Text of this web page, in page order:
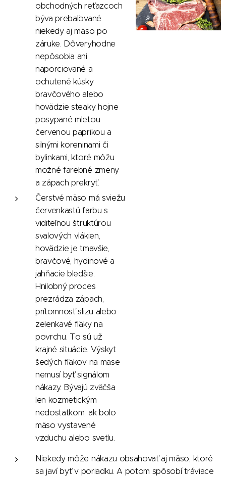
obchodných reťazcoch
býva prebaľované
niekedy aj mäso po
záruke. Dôveryhodne
nepôsobia ani
naporciované a
ochutené kúsky
bravčového alebo
hovädzie steaky hojne
posypané mletou
červenou paprikou a
silnými koreninami či
bylinkami, ktoré môžu
možné farebné zmeny
a zápach prekryť.
Čerstvé mäso má sviežu
červenkastú farbu s
viditeľnou štruktúrou
svalových vlákien,
hovädzie je tmavšie,
bravčové, hydinové a
jahňacie bledšie.
Hnilobný proces
prezrádza zápach,
prítomnosť slizu alebo
zelenkavé fľaky na
povrchu. To sú už
krajné situácie. Výskyt
šedých fľakov na mäse
nemusí byť signálom
nákazy. Bývajú zväčša
len kozmetickým
nedostatkom, ak bolo
mäso vystavené
vzduchu alebo svetlu.
Niekedy môže nákazu obsahovať aj mäso, ktoré
sa javí byť v poriadku. A potom spôsobí tráviace